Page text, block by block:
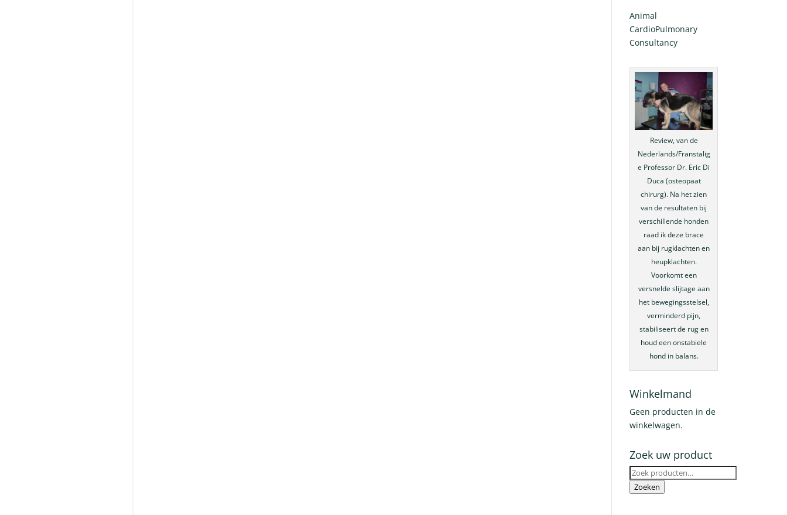
Animal
CardioPulmonary
Consultancy
Review, van de
Nederlands/Franstalig
e Professor Dr. Eric Di
Duca (osteopaat
chirurg). Na het zien
van de resultaten bij
verschillende honden
raad ik deze brace
aan bij rugklachten en
heupklachten.
Voorkomt een
versnelde slijtage aan
het bewegingsstelsel,
verminderd pijn,
stabiliseert de rug en
houd een onstabiele
hond in balans.
Winkelmand
Geen producten in de
winkelwagen.
Zoek uw product
Zoeken
naar:
Zoeken